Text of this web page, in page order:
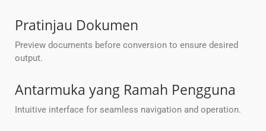
Pratinjau Dokumen
Preview documents before conversion to ensure desired
output.
Antarmuka yang Ramah Pengguna
Intuitive interface for seamless navigation and operation.